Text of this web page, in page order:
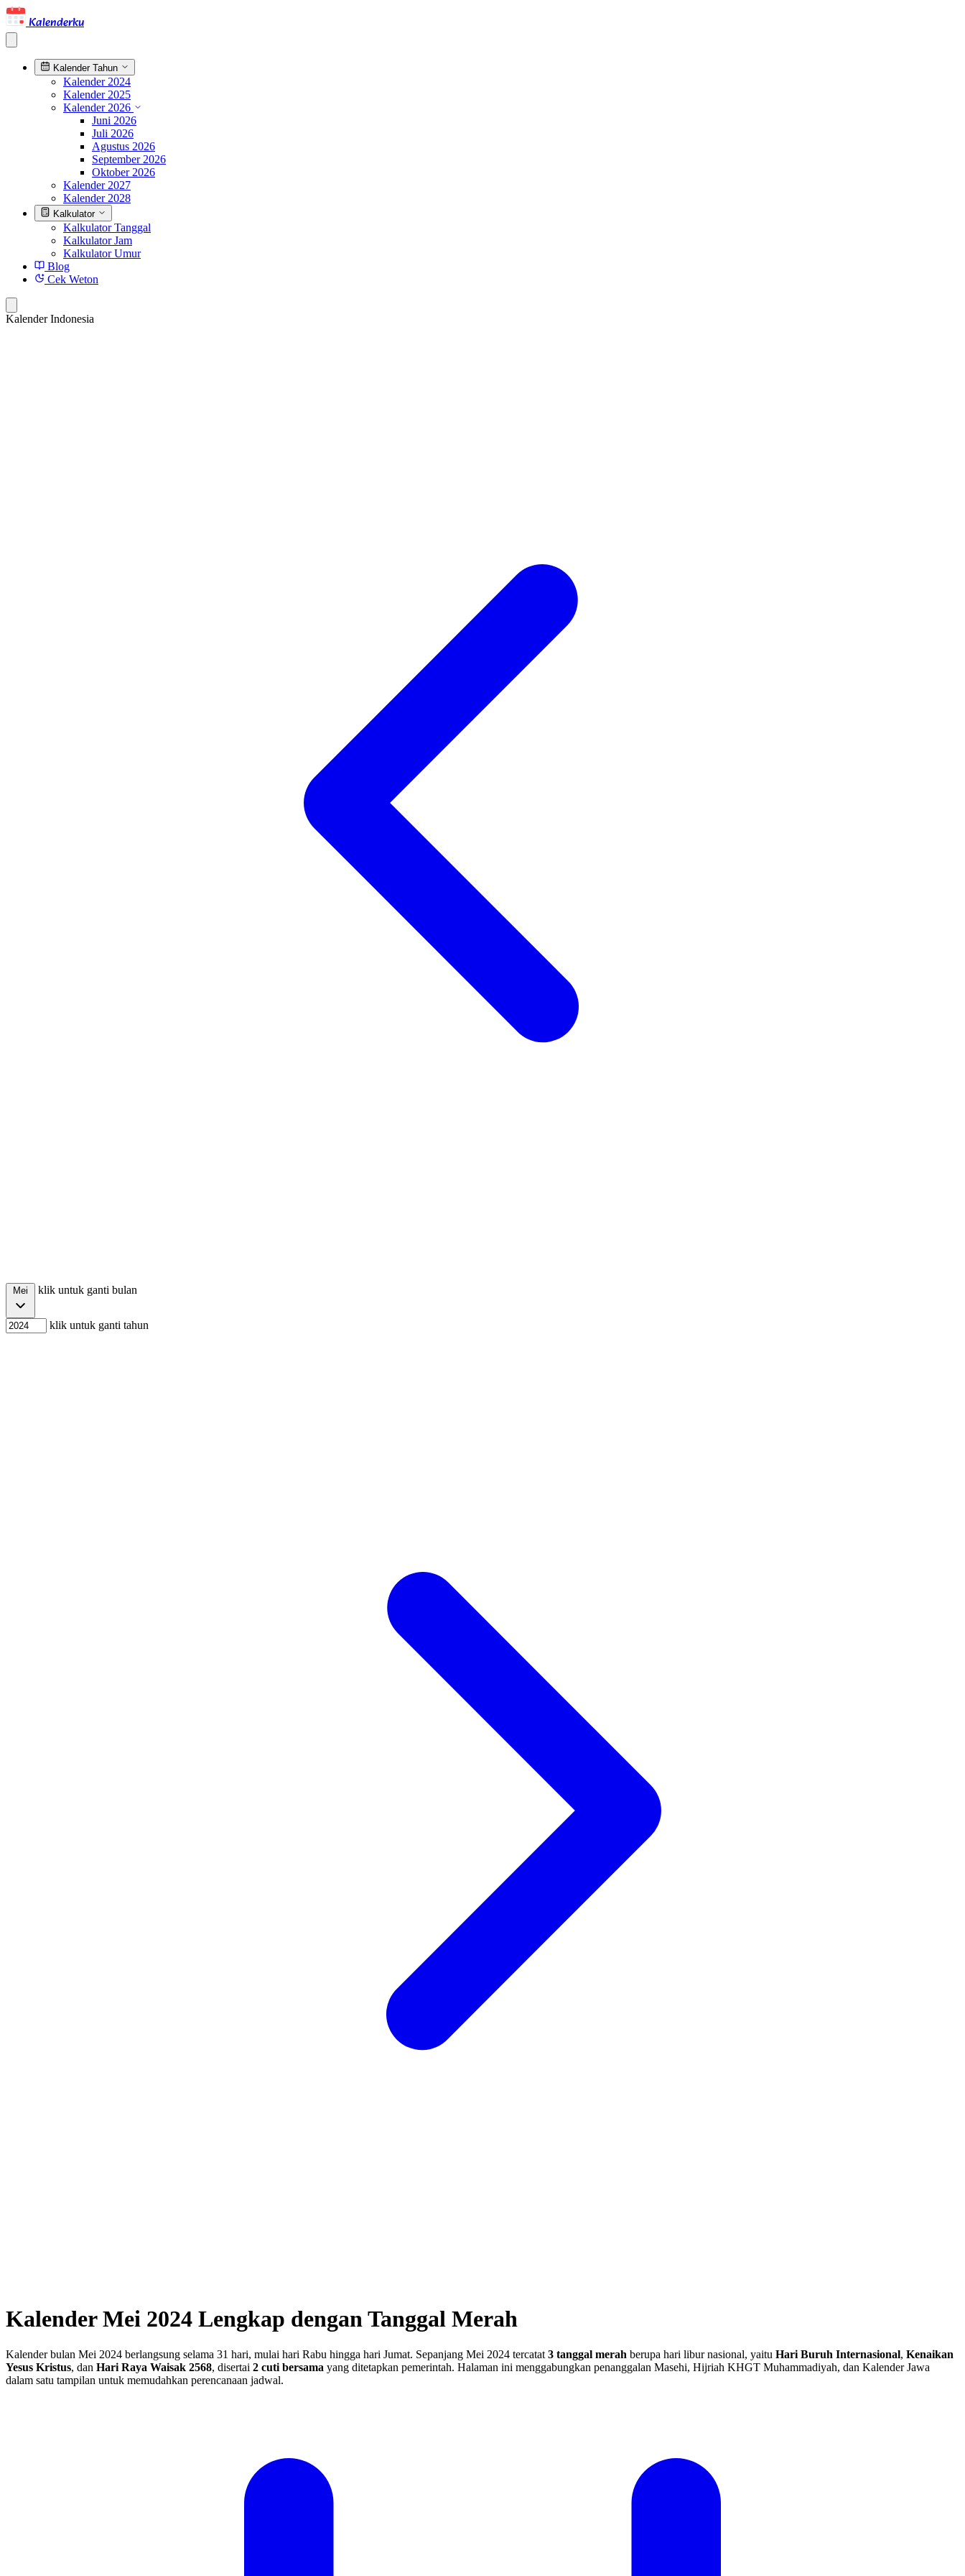
Kalenderku
Kalender Tahun
Kalender 2024
Kalender 2025
Kalender 2026
Juni 2026
Juli 2026
Agustus 2026
September 2026
Oktober 2026
Kalender 2027
Kalender 2028
Kalkulator
Kalkulator Tanggal
Kalkulator Jam
Kalkulator Umur
Blog
Cek Weton
Kalender Indonesia
klik untuk ganti bulan
klik untuk ganti tahun
Kalender Mei 2024 Lengkap dengan Tanggal Merah
Kalender bulan Mei 2024 berlangsung selama 31 hari, mulai hari Rabu hingga hari Jumat. Sepanjang Mei 2024 tercatat 3 tanggal merah berupa hari libur nasional, yaitu Hari Buruh Internasional, Kenaikan
Yesus Kristus, dan Hari Raya Waisak 2568, disertai 2 cuti bersama yang ditetapkan pemerintah. Halaman ini menggabungkan penanggalan Masehi, Hijriah KHGT Muhammadiyah, dan Kalender Jawa
dalam satu tampilan untuk memudahkan perencanaan jadwal.